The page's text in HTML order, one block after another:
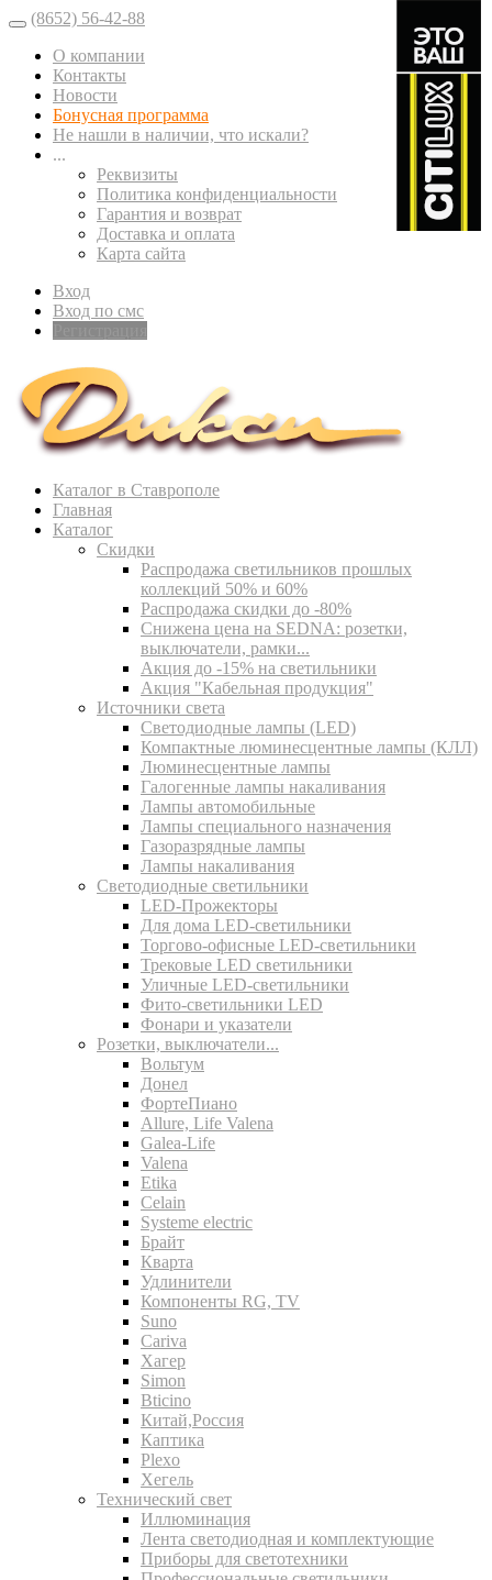
(8652) 56-42-88
О компании
Контакты
Новости
Бонусная программа
Не нашли в наличии, что искали?
...
Реквизиты
Политика конфиденциальности
Гарантия и возврат
Доставка и оплата
Карта сайта
Вход
Вход по смс
Каталог в Ставрополе
Главная
Каталог
Скидки
Распродажа светильников прошлых
коллекций 50% и 60%
Распродажа скидки до -80%
Cнижена цена на SEDNA: розетки,
выключатели, рамки...
Акция до -15% на светильники
Акция "Кабельная продукция"
Источники света
Светодиодные лампы (LED)
Компактные люминесцентные лампы (КЛЛ)
Люминесцентные лампы
Галогенные лампы накаливания
Лампы автомобильные
Лампы специального назначения
Газоразрядные лампы
Лампы накаливания
Светодиодные светильники
LED-Прожекторы
Для дома LED-светильники
Торгово-офисные LED-светильники
Трековые LED светильники
Уличные LED-светильники
Фито-светильники LED
Фонари и указатели
Розетки, выключатели...
Вольтум
Донел
ФортеПиано
Allure, Life Valena
Galea-Life
Valena
Etika
Celain
Systeme electric
Брайт
Кварта
Удлинители
Компоненты RG, TV
Suno
Cariva
Хагер
Simon
Bticino
Китай,Россия
Каптика
Plexo
Хегель
Технический свет
Иллюминация
Лента светодиодная и комплектующие
Приборы для светотехники